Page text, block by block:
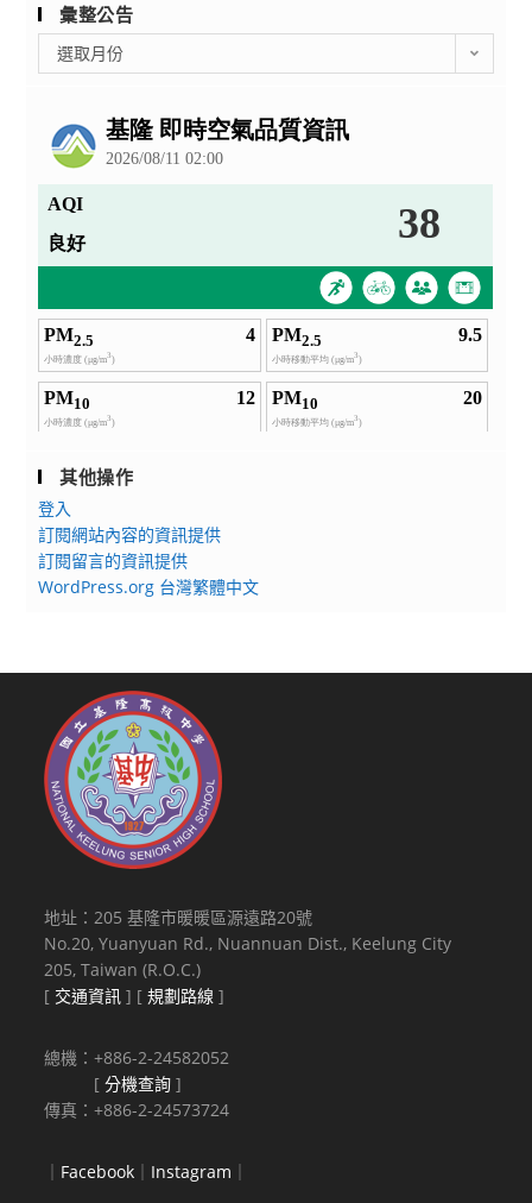
彙整公告
整
選取月份
其他操作
登入
訂閱網站內容的資訊提供
訂閱留言的資訊提供
WordPress.org 台灣繁體中文
地址：205 基隆市暖暖區源遠路20號
No.20, Yuanyuan Rd., Nuannuan Dist., Keelung City
205, Taiwan (R.O.C.)
[ 交通資訊 ] [規劃路線 ]
總機：+886-2-24582052
[分機查詢 ]
傳真：+886-2-24573724
｜ Facebook ｜ Instagram ｜